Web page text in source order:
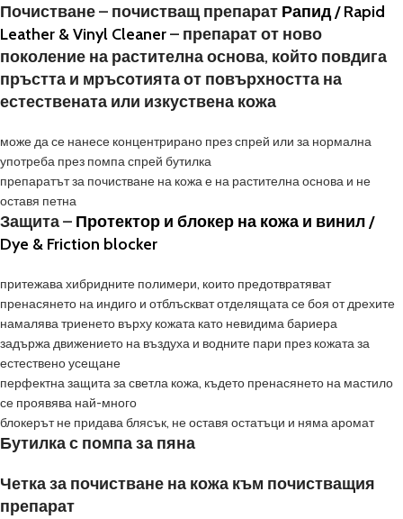
Почистване – почистващ препарат Рапид / Rapid
Leather & Vinyl Cleaner– препарат от ново
поколение на растителна основа, който повдига
пръстта и мръсотията от повърхността на
естествената или изкуствена кожа
може да се нанесе концентрирано през спрей или за нормална
употреба през помпа спрей бутилка
препаратът за почистване на кожа е на растителна основа и не
оставя петна
Защита – Протектор и блокер на кожа и винил /
Dye & Friction blocker
притежава хибридните полимери, които предотвратяват
пренасянето на индиго и отблъскват отделящата се боя от дрехите
намалява триенето върху кожата като невидима бариера
задържа движението на въздуха и водните пари през кожата за
естествено усещане
перфектна защита за светла кожа, където пренасянето на мастило
се проявява най-много
блокерът не придава блясък, не оставя остатъци и няма аромат
Бутилка с помпа за пяна
Четка за почистване на кожа към почистващия
препарат